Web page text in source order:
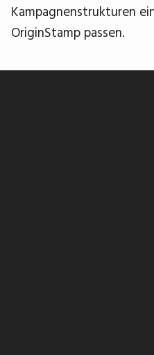
Kampagnenstrukturen
OriginStamp passen.